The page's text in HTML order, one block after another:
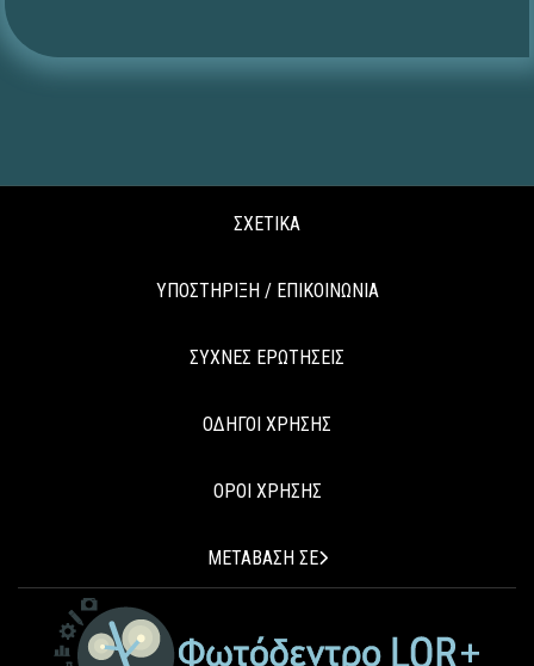
ΣΧΕΤΙΚΑ
ΥΠΟΣΤΗΡΙΞΗ / ΕΠΙΚΟΙΝΩΝΙΑ
ΣΥΧΝΕΣ ΕΡΩΤΗΣΕΙΣ
ΟΔΗΓΟΙ ΧΡΗΣΗΣ
ΟΡΟΙ ΧΡΗΣΗΣ
ΜΕΤΑΒΑΣΗ ΣΕ